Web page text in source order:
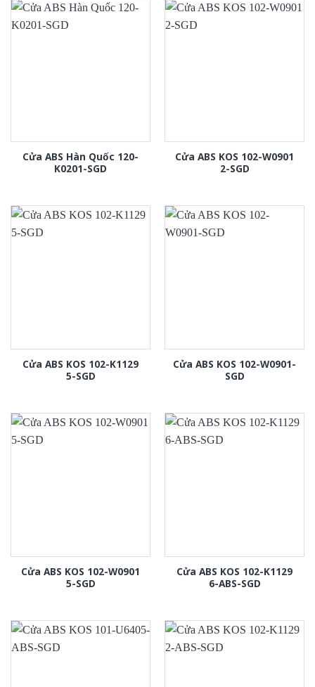
Cửa ABS Hàn Quốc 120-
K0201-SGD
Cửa ABS KOS 102-W0901
2-SGD
Cửa ABS KOS 102-K1129
5-SGD
Cửa ABS KOS 102-W0901-
SGD
Cửa ABS KOS 102-W0901
5-SGD
Cửa ABS KOS 102-K1129
6-ABS-SGD